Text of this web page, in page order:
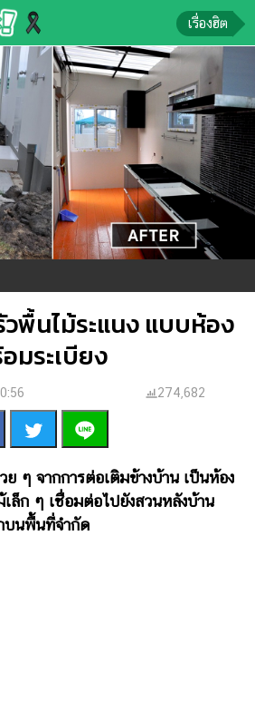
เรื่องฮิต
พื้นไม้ระแนง แบบห้อง
มระเบียง
274,682
ย ๆ จากการต่อเติมข้างบ้าน เป็นห้อง
เล็ก ๆ เชื่อมต่อไปยังสวนหลังบ้าน
บนพื้นที่จำกัด